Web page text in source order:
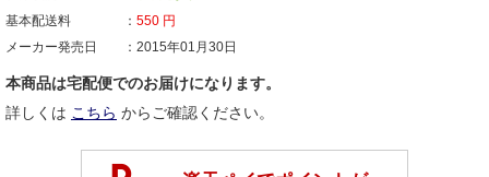
基本配送料 550 円
メーカー発売日
2015年01月30日
本商品は宅配便でのお届けになります。
詳しくは こちら からご確認ください。